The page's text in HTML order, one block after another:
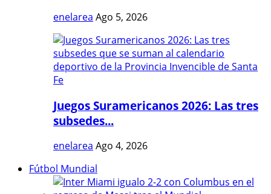
enelarea Ago 5, 2026
Juegos Suramericanos 2026: Las tres
subsedes...
enelarea Ago 4, 2026
Fútbol Mundial